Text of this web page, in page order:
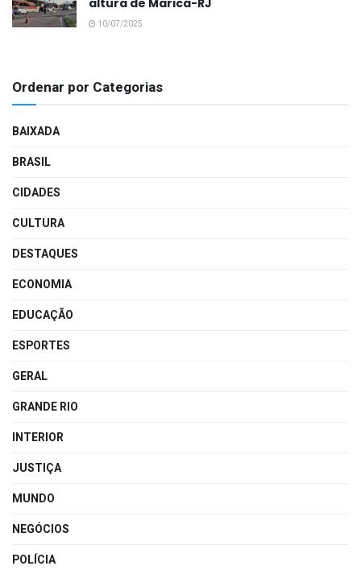
altura de Maricá-RJ
10/07/2025
Ordenar por Categorias
BAIXADA
BRASIL
CIDADES
CULTURA
DESTAQUES
ECONOMIA
EDUCAÇÃO
ESPORTES
GERAL
GRANDE RIO
INTERIOR
JUSTIÇA
MUNDO
NEGÓCIOS
POLÍCIA